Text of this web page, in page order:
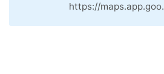
https://